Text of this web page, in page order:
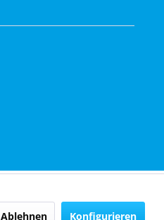
Ablehnen Konfigurieren